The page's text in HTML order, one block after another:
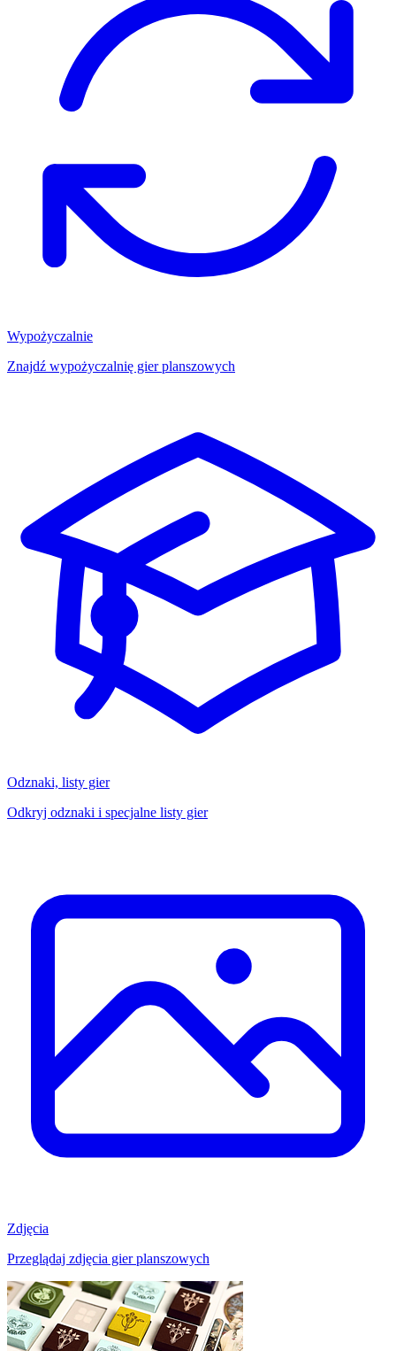
Wypożyczalnie
Znajdź wypożyczalnię gier planszowych
Odznaki, listy gier
Odkryj odznaki i specjalne listy gier
Zdjęcia
Przeglądaj zdjęcia gier planszowych